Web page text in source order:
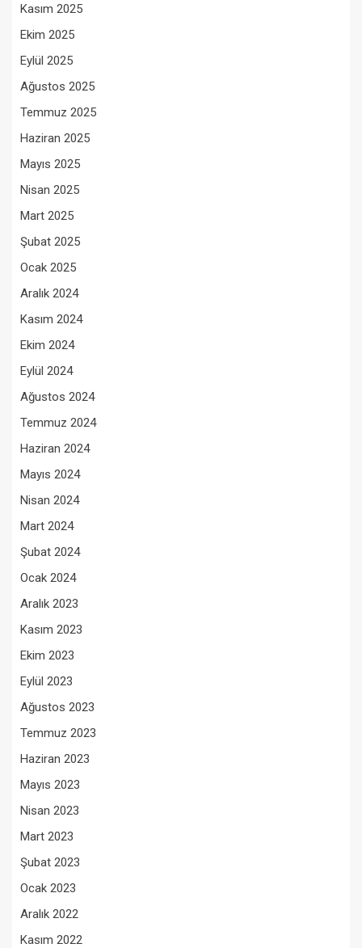
Kasım 2025
Ekim 2025
Eylül 2025
Ağustos 2025
Temmuz 2025
Haziran 2025
Mayıs 2025
Nisan 2025
Mart 2025
Şubat 2025
Ocak 2025
Aralık 2024
Kasım 2024
Ekim 2024
Eylül 2024
Ağustos 2024
Temmuz 2024
Haziran 2024
Mayıs 2024
Nisan 2024
Mart 2024
Şubat 2024
Ocak 2024
Aralık 2023
Kasım 2023
Ekim 2023
Eylül 2023
Ağustos 2023
Temmuz 2023
Haziran 2023
Mayıs 2023
Nisan 2023
Mart 2023
Şubat 2023
Ocak 2023
Aralık 2022
Kasım 2022